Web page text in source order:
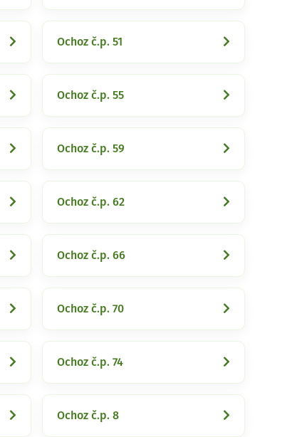
Ochoz č.p. 51
Ochoz č.p. 55
Ochoz č.p. 59
Ochoz č.p. 62
Ochoz č.p. 66
Ochoz č.p. 70
Ochoz č.p. 74
Ochoz č.p. 8